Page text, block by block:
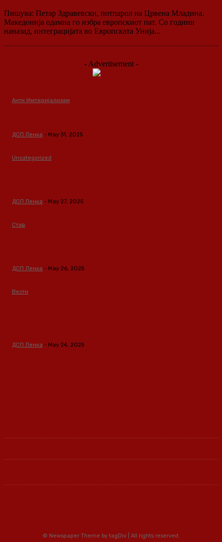
Пишува: Петар Здравевски, потпарол на Црвена Младина.
Македонија одамна го избра европскиот пат. Со години
наназад, интеграцијата во Европската Унија...
- Advertisement -
Анти Империјализам
ДСП Ленка - May 31, 2025
Uncategorized
ДСП Ленка - May 27, 2025
Став
ДСП Ленка - May 26, 2025
Вести
ДСП Ленка - May 24, 2025
© Newspaper Theme by tagDiv | All rights reserved.